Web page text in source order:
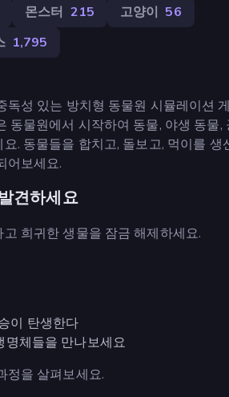
몬스터 215 고양이 56
1,795
성 있는 방치형 동물원 시뮬레이션
동물원에서 시작하여 동물, 야생 동물
. 동물들을 합치고, 돌보고, 먹이를
어보세요.
견하세요
희귀한 생물을 잠금 해제하세요.
이 탄생한다
명체들을 만나보세요
정을 살펴보세요.